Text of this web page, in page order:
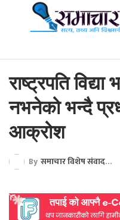
राष्ट्रपति विद्या
नभनेको भन्दै
आक्रोश
By समाचार विशेष संवाददाता